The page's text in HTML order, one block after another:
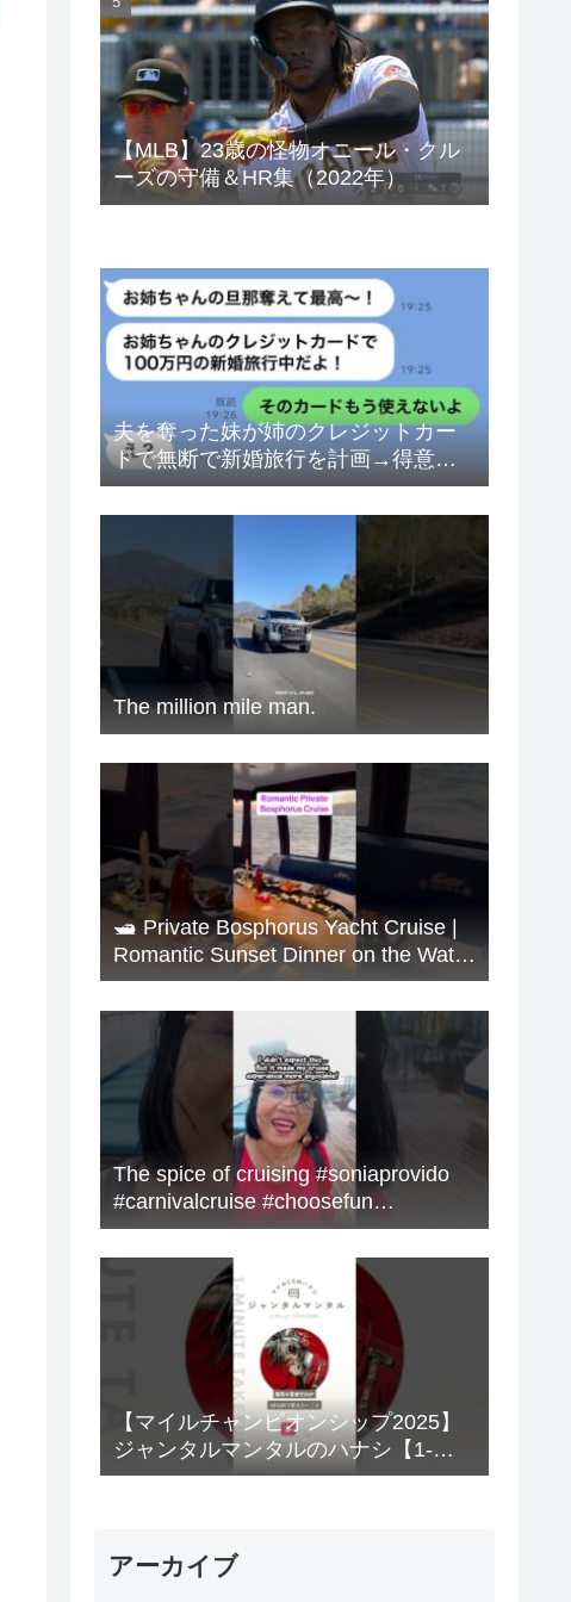
ベトナムドン イラクディナール
【MLB】23歳の怪物オニール・クル
ーズの守備＆HR集（2022年）
夫を奪った妹が姉のクレジットカー
ドで無断で新婚旅行を計画→得意げ
な妹に「カードは解約したから」と
伝えた時の反応が…ｗ
The million mile man.
🛥️ Private Bosphorus Yacht Cruise |
Romantic Sunset Dinner on the Water
🇹🇷✨
The spice of cruising #soniaprovido
#carnivalcruise #choosefun
#adventure #cruise #fun
【マイルチャンピオンシップ2025】
ジャンタルマンタルのハナシ【1-
MINUTE】#競馬
アーカイブ